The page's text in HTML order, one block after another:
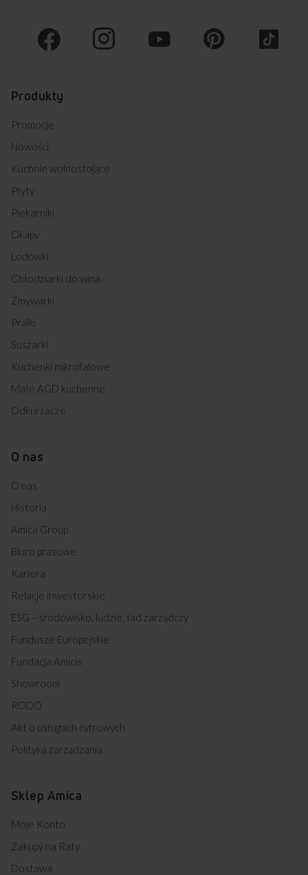
Produkty
Promocje
Nowości
Kuchnie wolnostojące
Płyty
Piekarniki
Okapy
Lodówki
Chłodziarki do wina
Zmywarki
Pralki
Suszarki
Kuchenki mikrofalowe
Małe AGD kuchenne
Odkurzacze
O nas
O nas
Historia
Amica Group
Biuro prasowe
Kariera
Relacje inwestorskie
ESG – środowisko, ludzie, ład zarządczy
Fundusze Europejskie
Fundacja Amicis
Showroom
RODO
Akt o usługach cyfrowych
Polityka zarządzania
Sklep Amica
Moje Konto
Zakupy na Raty
Dostawa